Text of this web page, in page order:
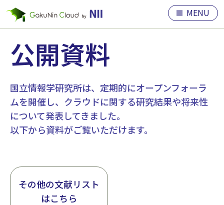
MENU
公開資料
国立情報学研究所は、定期的にオープンフォーラ
ムを開催し、クラウドに関する研究結果や将来性
について発表してきました。
以下から資料がご覧いただけます。
その他の文献リスト
はこちら